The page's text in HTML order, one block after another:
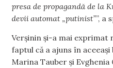
presa de propagandă de la
devii automat „putinist””, a
Verșinin și-a mai exprimat
faptul că a ajuns în
Marina Tauber și